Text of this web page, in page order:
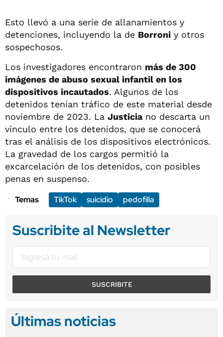
Esto llevó a una serie de allanamientos y
detenciones, incluyendo la de Borroni y otros
sospechosos.
Los investigadores encontraron más de 300
imágenes de abuso sexual infantil en los
dispositivos incautados. Algunos de los
detenidos tenían tráfico de este material desde
noviembre de 2023. La Justiciano descarta un
vínculo entre los detenidos, que se conocerá
tras el análisis de los dispositivos electrónicos.
La gravedad de los cargos permitió la
excarcelación de los detenidos, con posibles
penas en suspenso.
Temas
TikTok suicidio pedofilia
Suscribite al Newsletter
SUSCRIBITE
Últimas noticias